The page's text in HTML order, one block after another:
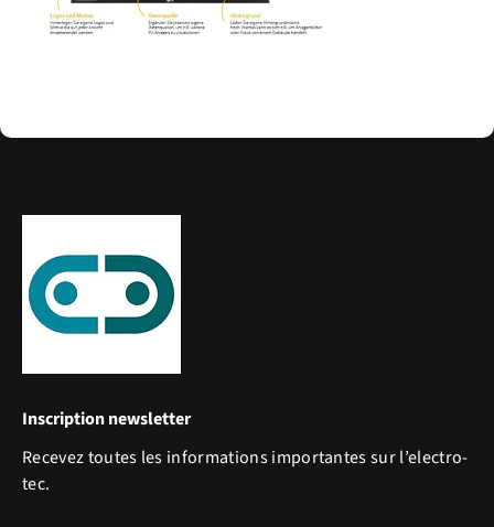
Inscription newsletter
Recevez toutes les informations importantes sur l’electro-
tec.